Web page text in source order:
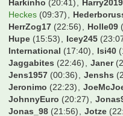
Harkinho (20:41) Harry2019
Heckes (09:37)
HerrZog17 (22:56) Holle09
Hupe (15:53) Icey245
International (17:40) Isi40
Jaggabites (22:46) Janer
Jens1957 (00:36) Jenshs
Jeronimo (22:23)
JohnnyEuro (20:27)